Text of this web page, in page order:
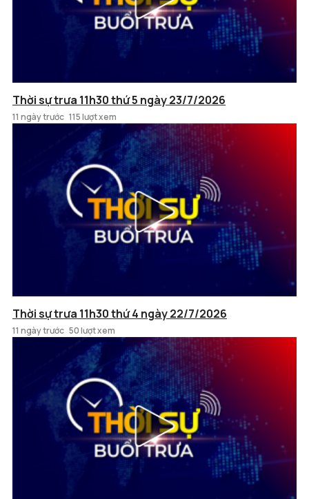
Thời sự trưa 11h30 thứ 5 ngày 23/7/2026
11 ngày trước 115 lượt xem
Thời sự trưa 11h30 thứ 4 ngày 22/7/2026
11 ngày trước 50 lượt xem